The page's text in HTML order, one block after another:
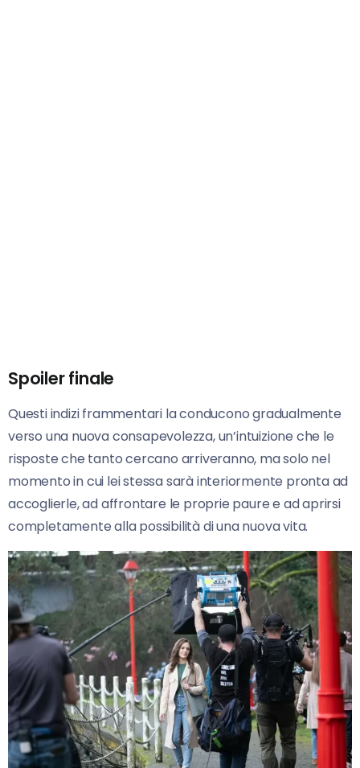
Spoiler finale
Questi indizi frammentari la conducono gradualmente
verso una nuova consapevolezza, un’intuizione che le
risposte che tanto cercano arriveranno, ma solo nel
momento in cui lei stessa sarà interiormente pronta ad
accoglierle, ad affrontare le proprie paure e ad aprirsi
completamente alla possibilità di una nuova vita.